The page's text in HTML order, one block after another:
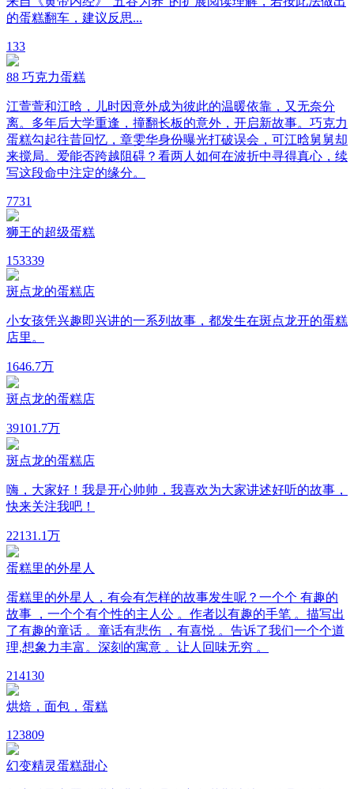
的蛋糕翻车，建议反思...
133
88 巧克力蛋糕
江萱萱和江晗，儿时因意外成为彼此的温暖依靠，又无奈分
离。多年后大学重逢，撞翻长板的意外，开启新故事。巧克力
蛋糕勾起往昔回忆，章雯华身份曝光打破误会，可江晗舅舅却
来搅局。爱能否跨越阻碍？看两人如何在波折中寻得真心，续
写这段命中注定的缘分。
7731
狮王的超级蛋糕
153339
斑点龙的蛋糕店
小女孩凭兴趣即兴讲的一系列故事，都发生在斑点龙开的蛋糕
店里。
1646.7万
斑点龙的蛋糕店
39101.7万
斑点龙的蛋糕店
嗨，大家好！我是开心帅帅，我喜欢为大家讲述好听的故事，
快来关注我吧！
22131.1万
蛋糕里的外星人
蛋糕里的外星人，有会有怎样的故事发生呢？一个个 有趣的
故事 ，一个个有个性的主人公 。作者以有趣的手笔 。描写出
了有趣的童话 。童话有悲伤 ，有喜悦 。告诉了我们一个个道
理,想象力丰富。深刻的寓意 。让人回味无穷 。
214130
烘焙，面包，蛋糕
123809
幻变精灵蛋糕甜心